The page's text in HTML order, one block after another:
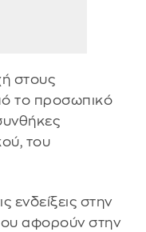
στους
το προσωπικό
του
ενδείξεις στην
που αφορούν στην